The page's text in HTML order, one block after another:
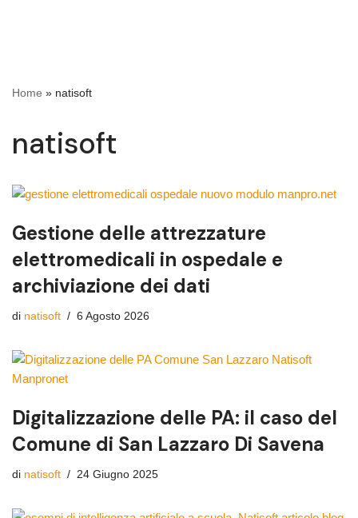
Home » natisoft
natisoft
Gestione delle attrezzature
elettromedicali in ospedale e
archiviazione dei dati
di natisoft 6 Agosto 2026
Digitalizzazione delle PA: il caso del
Comune di San Lazzaro Di Savena
di natisoft 24 Giugno 2025